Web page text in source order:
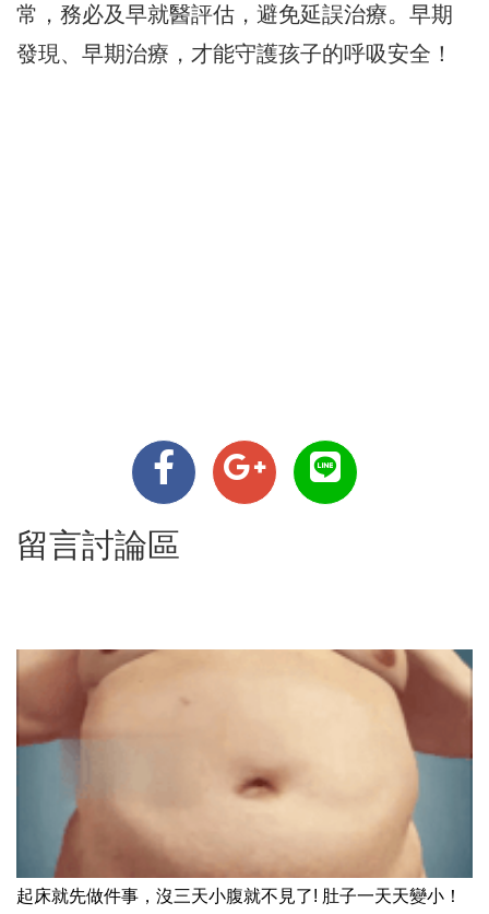
常，務必及早就醫評估，避免延誤治療。早期
發現、早期治療，才能守護孩子的呼吸安全！
留言討論區
起床就先做件事，沒三天小腹就不見了! 肚子一天天變小！